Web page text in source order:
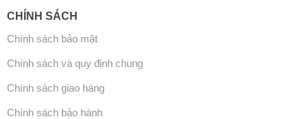
CHÍNH SÁCH
Chính sách bảo mật
Chính sách và quy định chung
Chính sách giao hàng
Chính sách bảo hành